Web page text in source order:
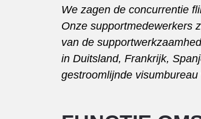
We zagen de concurrentie
Onze supportmedewerkers
van de
in Duitsland, Frankrijk,
gestroomlijnde